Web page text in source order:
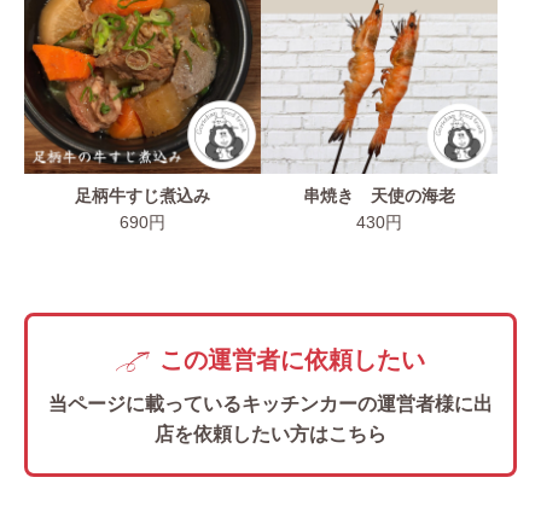
足柄牛すじ煮込み
690円
串焼き 天使の海老
430円
この運営者に依頼したい
当ページに載っているキッチンカーの運営者様に出
店を依頼したい方はこちら